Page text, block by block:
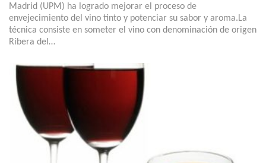
Madrid (UPM) ha logrado mejorar el proceso de
envejecimiento del vino tinto y potenciar su sabor y aroma.La
técnica consiste en someter el vino con denominación de origen
Ribera del…